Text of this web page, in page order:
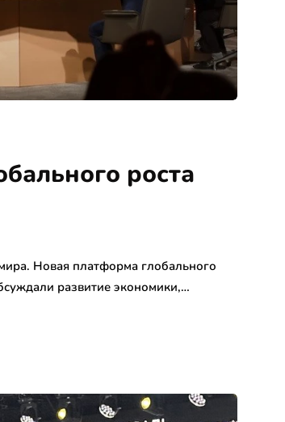
роста
Новая платформа глобального
развитие экономики,…